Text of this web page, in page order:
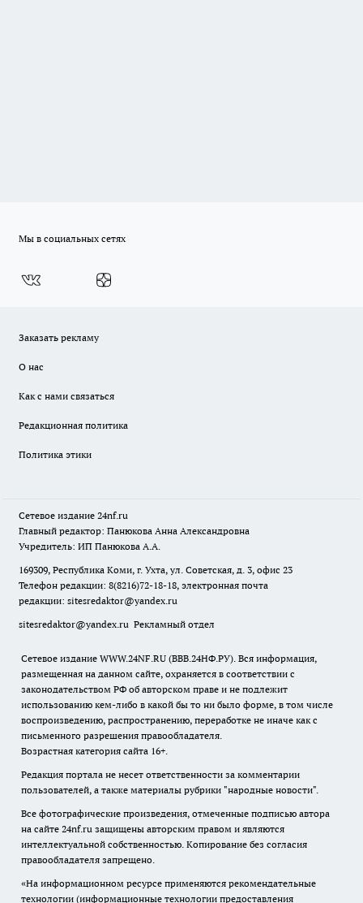
Мы в социальных сетях
Заказать рекламу
О нас
Как с нами связаться
Редакционная политика
Политика этики
Сетевое издание 24nf.ru
Главный редактор: Панюкова Анна Александровна
Учредитель: ИП Панюкова А.А.
169309, Республика Коми, г. Ухта, ул. Советская, д. 3, офис 23
Телефон редакции: 8(8216)72-18-18, электронная почта
редакции: sitesredaktor@yandex.ru
sitesredaktor@yandex.ru Рекламный отдел
Сетевое издание WWW.24NF.RU (ВВВ.24НФ.РУ). Вся информация,
размещенная на данном сайте, охраняется в соответствии с
законодательством РФ об авторском праве и не подлежит
использованию кем-либо в какой бы то ни было форме, в том числе
воспроизведению, распространению, переработке не иначе как с
письменного разрешения правообладателя.
Возрастная категория сайта 16+.
Редакция портала не несет ответственности за комментарии
пользователей, а также материалы рубрики "народные новости".
Все фотографические произведения, отмеченные подписью автора
на сайте 24nf.ru защищены авторским правом и являются
интеллектуальной собственностью. Копирование без согласия
правообладателя запрещено.
«На информационном ресурсе применяются рекомендательные
технологии (информационные технологии предоставления